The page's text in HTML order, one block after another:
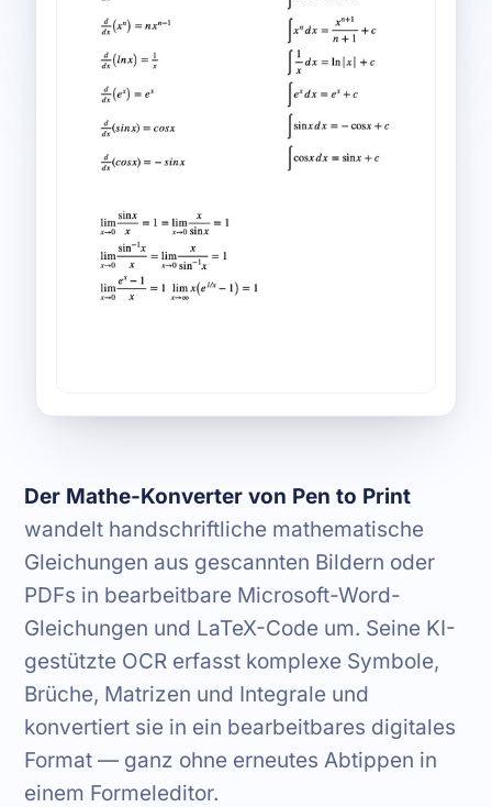
Der Mathe-Konverter von Pen to Print
wandelt handschriftliche mathematische
Gleichungen aus gescannten Bildern oder
PDFs in bearbeitbare Microsoft-Word-
Gleichungen und LaTeX-Code um. Seine KI-
gestützte OCR erfasst komplexe Symbole,
Brüche, Matrizen und Integrale und
konvertiert sie in ein bearbeitbares digitales
Format — ganz ohne erneutes Abtippen in
einem Formeleditor.